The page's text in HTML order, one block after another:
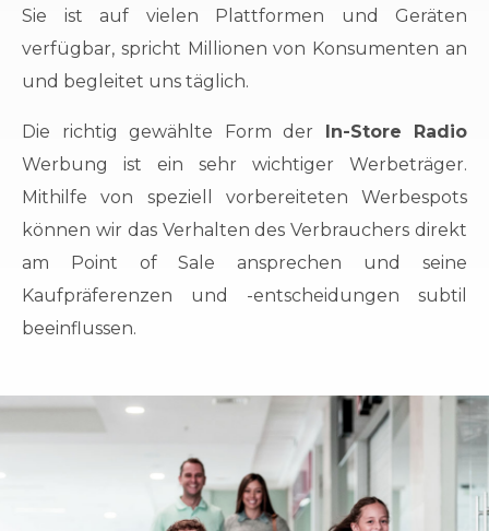
Sie ist auf vielen Plattformen und Geräten
verfügbar, spricht Millionen von Konsumenten an
und begleitet uns täglich.
Die richtig gewählte Form der In-Store Radio
Werbung ist ein sehr wichtiger Werbeträger.
Mithilfe von speziell vorbereiteten Werbespots
können wir das Verhalten des Verbrauchers direkt
am Point of Sale ansprechen und seine
Kaufpräferenzen und -entscheidungen subtil
beeinflussen.